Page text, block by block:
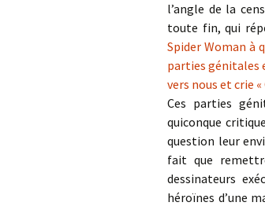
l’angle de la
toute fin, qui
Spider Woman à
parties génitales
vers nous et crie «
Ces parties
quiconque
question leur
fait que
dessinateurs
héroïnes d’une